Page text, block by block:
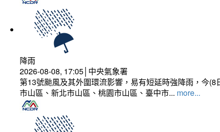
降雨
2026-08-08, 17:05│中央氣象署
第13號颱風及其外圍環流影響，易有短延時強降雨，今
市山區、新北市山區、桃園市山區、臺中市... more...